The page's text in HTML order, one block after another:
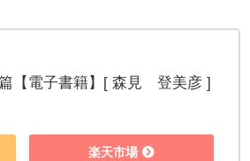
電子書籍】[ 森見 登美彦 ]
楽天市場